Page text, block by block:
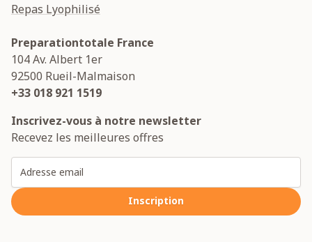
Repas Lyophilisé
Preparationtotale France
104 Av. Albert 1er
92500 Rueil-Malmaison
+33 018 921 1519
Inscrivez-vous à notre newsletter
Recevez les meilleures offres
Inscription